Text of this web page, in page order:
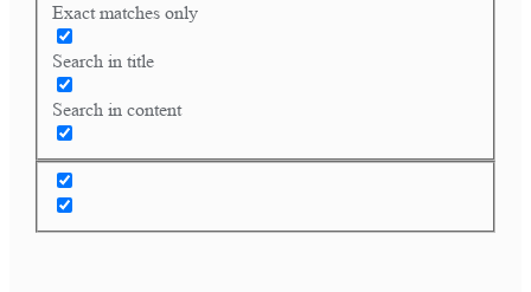
Exact matches only
Search in title
Search in content